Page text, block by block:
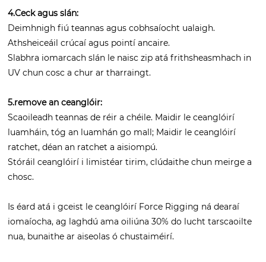
4.Ceck agus slán:
Deimhnigh fiú teannas agus cobhsaíocht ualaigh.
Athsheiceáil crúcaí agus pointí ancaire.
Slabhra iomarcach slán le naisc zip atá frithsheasmhach in
UV chun cosc ​​a chur ar tharraingt.
5.remove an ceanglóir:
Scaoileadh teannas de réir a chéile. Maidir le ceanglóirí
luamháin, tóg an luamhán go mall; Maidir le ceanglóirí
ratchet, déan an ratchet a aisiompú.
Stóráil ceanglóirí i limistéar tirim, clúdaithe chun meirge a
chosc.
Is éard atá i gceist le ceanglóirí Force Rigging ná dearaí
iomaíocha, ag laghdú ama oiliúna 30% do lucht tarscaoilte
nua, bunaithe ar aiseolas ó chustaiméirí.